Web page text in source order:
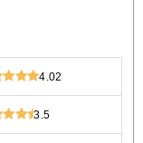
4.02
3.5